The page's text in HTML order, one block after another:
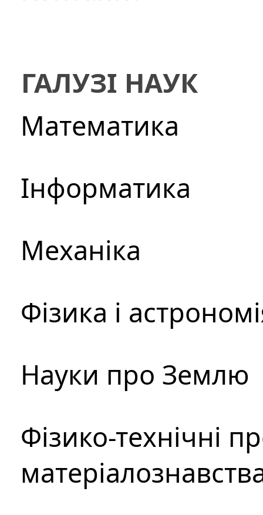
ГАЛУЗІ НАУК
Математика
Інформатика
Механіка
Фізика і
Науки про Землю
Фізико-технічні